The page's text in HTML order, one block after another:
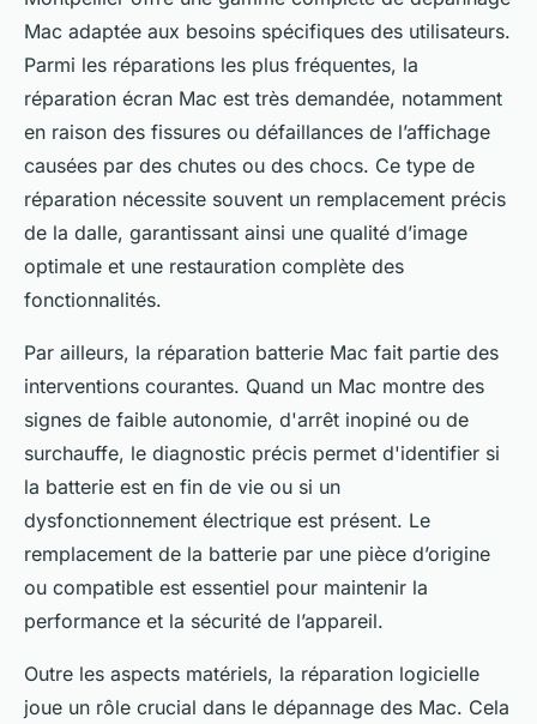
Mac adaptée aux besoins spécifiques des utilisateurs.
Parmi les réparations les plus fréquentes, la
réparation écran Mac est très demandée, notamment
en raison des fissures ou défaillances de l’affichage
causées par des chutes ou des chocs. Ce type de
réparation nécessite souvent un remplacement précis
de la dalle, garantissant ainsi une qualité d’image
optimale et une restauration complète des
fonctionnalités.
Par ailleurs, la réparation batterie Mac fait partie des
interventions courantes. Quand un Mac montre des
signes de faible autonomie, d'arrêt inopiné ou de
surchauffe, le diagnostic précis permet d'identifier si
la batterie est en fin de vie ou si un
dysfonctionnement électrique est présent. Le
remplacement de la batterie par une pièce d’origine
ou compatible est essentiel pour maintenir la
performance et la sécurité de l’appareil.
Outre les aspects matériels, la réparation logicielle
joue un rôle crucial dans le dépannage des Mac. Cela